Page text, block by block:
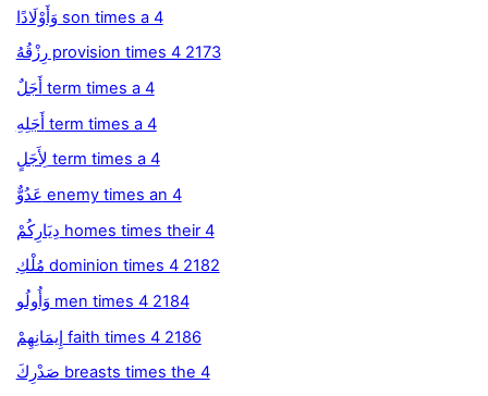
وَأَوْلَادًا son times a 4
رِزْقُهُ provision times 4 2173
أَجَلٌ term times a 4
أَجَلِهِ term times a 4
لِأَجَلٍ term times a 4
عَدُوٌّ enemy times an 4
دِيَارِكُمْ homes times their 4
مُلْكِ dominion times 4 2182
وَأُولُو men times 4 2184
إِيمَانِهِمْ faith times 4 2186
صَدْرِكَ breasts times the 4